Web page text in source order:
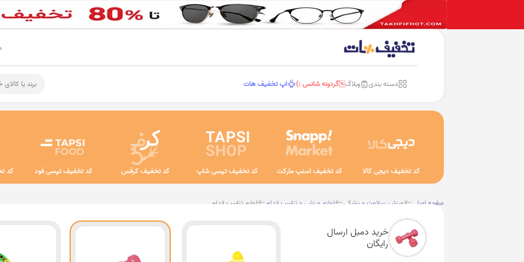
دسته بندی وبلاگ گردونه شانس :) اپ تخفیف هات برند یا
کد تخفیف دیجی کالا کد تخفیف اسنپ مارکت کد تخفیف تپسی شاپ کد تخفیف کرفس کد تخفیف تپسی فود کد
صفحه اصلی ورزش، سلامت و پزشکی لوازم ورزشی و تناسب اندام لوازم تناسب اندام
خرید دمبل ارسال
رایگان